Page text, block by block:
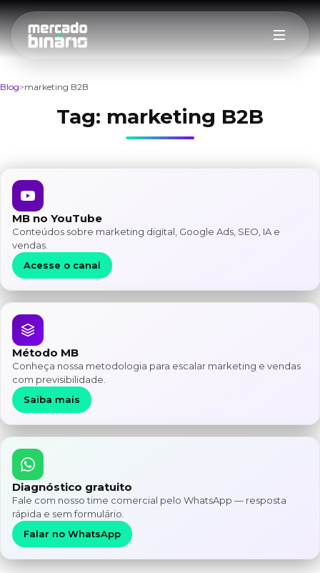
Blog marketing B2B
Tag: marketing B2B
MB no YouTube
Conteúdos sobre marketing digital, Google Ads, SEO, IA e
vendas.
Acesse o canal
Método MB
Conheça nossa metodologia para escalar marketing e vendas
com previsibilidade.
Saiba mais
Diagnóstico gratuito
Fale com nosso time comercial pelo WhatsApp — resposta
rápida e sem formulário.
Falar no WhatsApp